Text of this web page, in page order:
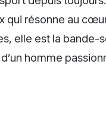
qui résonne au
elle est la
homme